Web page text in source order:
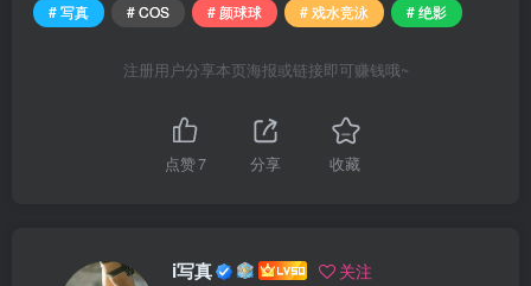
# 写真
# COS # 颜球球 # 戏水竞泳 # 绝影
注册用户分享本页海报或链接即可赚钱哦~
点赞7 分享 收藏
i写真 关注